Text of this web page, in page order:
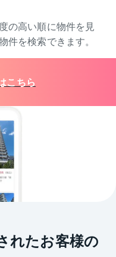
の高い順に物件を 見
件を検索できます。
こちら
れたお客様の